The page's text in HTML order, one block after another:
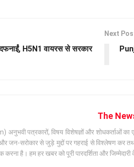
H5N1 वायरस से सरकार
Next
The
पत्रकारों, विषय विशेषज्ञों और शोधकर्ताओं का
जन-सरोकार से जुड़े मुद्दों पर गहराई से विश्लेषण कर
है। हम हर खबर को पूरी पारदर्शिता और